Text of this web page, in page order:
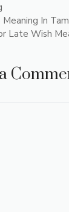
Meaning In
Late Wish